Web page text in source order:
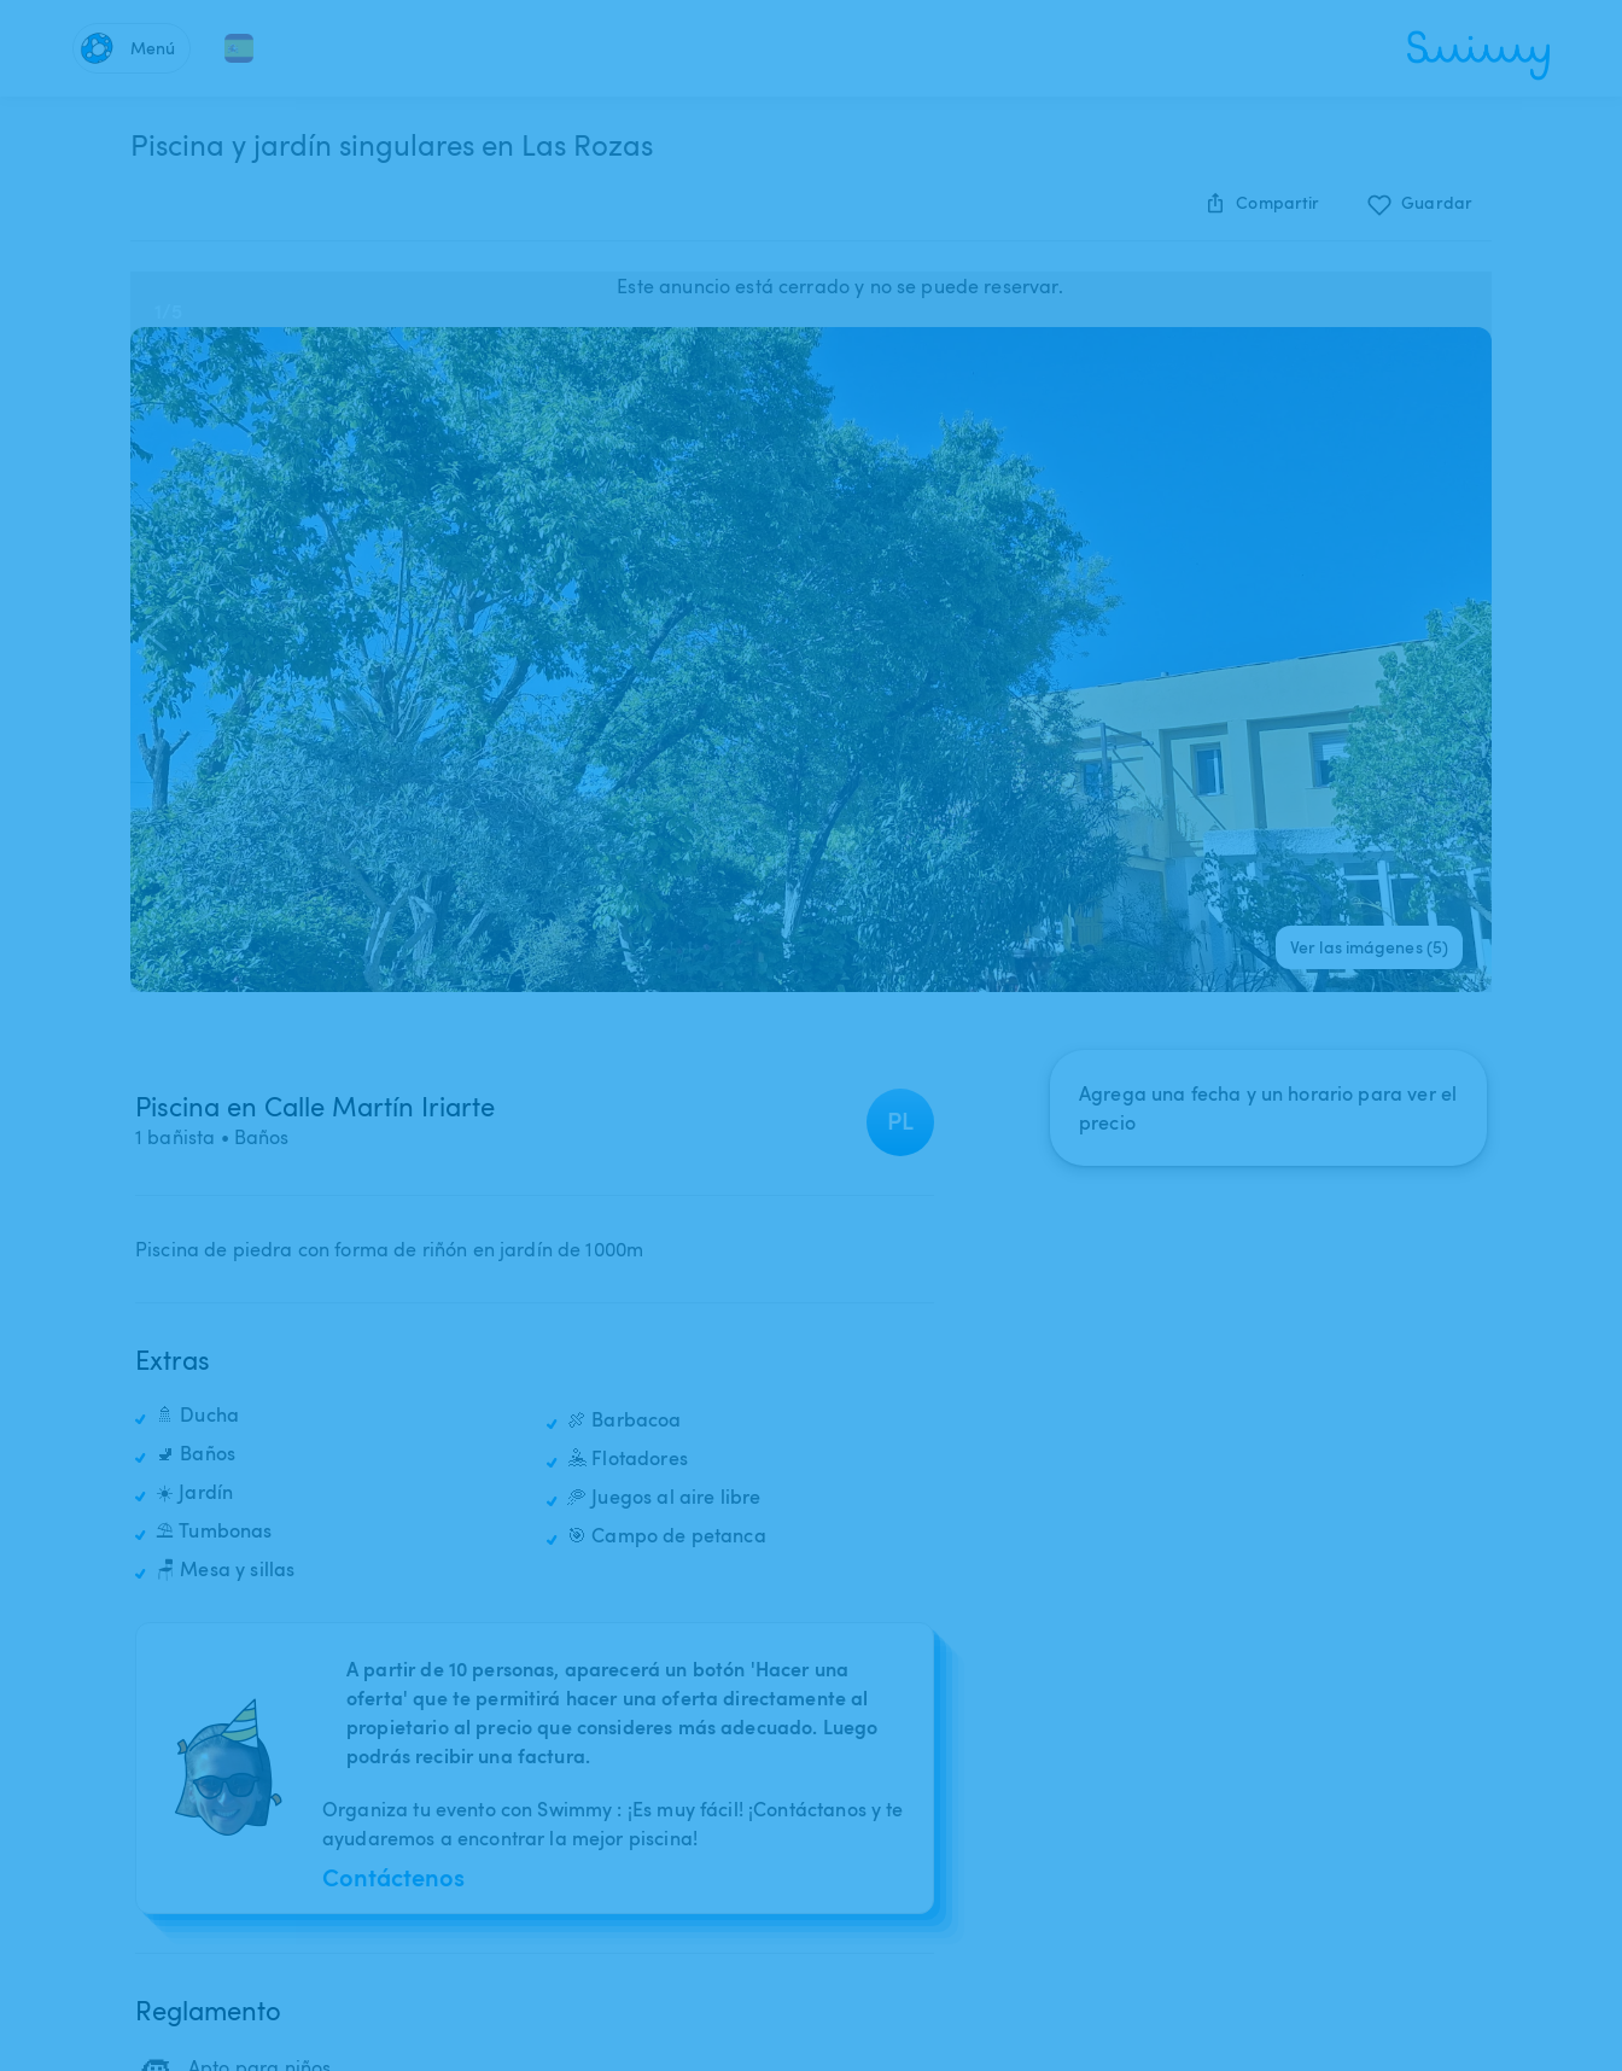
Menú
Piscina y jardín singulares en Las Rozas
Compartir Guardar
Este anuncio está cerrado y no se puede reservar.
Ver las imágenes (5)
Piscina en Calle Martín Iriarte
1 bañista • Baños
PL
Piscina de piedra con forma de riñón en jardín de 1000m
Extras
🚿 Ducha
🚽 Baños
☀️ Jardín
⛱️ Tumbonas
🪑 Mesa y sillas
🍖 Barbacoa
🤽 Flotadores
🥏 Juegos al aire libre
🎯 Campo de petanca
A partir de 10 personas, aparecerá un botón 'Hacer una
oferta' que te permitirá hacer una oferta directamente al
propietario al precio que consideres más adecuado. Luego
podrás recibir una factura.
Organiza tu evento con Swimmy : ¡Es muy fácil! ¡Contáctanos y te
ayudaremos a encontrar la mejor piscina!
Contáctenos
Reglamento
Agrega una fecha y un horario para ver el
precio